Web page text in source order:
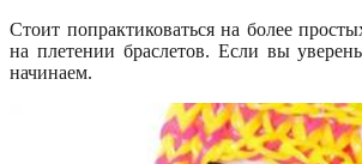
Стоит попрактиковаться на более
на плетении браслетов. Если вы
начинаем.